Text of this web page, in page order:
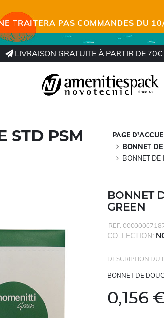
TRAITERA PAS COMMANDES DU
LIVRAISON GRATUITE À PARTIR DE 70€
STD PSM
PAGE
BONNET
BONNET DE
BONNET
GREEN
REF.
COLLECTION:
DESCRIPTION DU
BONNET DE
0,156